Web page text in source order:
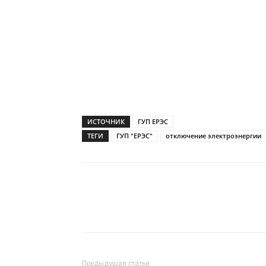
ИСТОЧНИК
ГУП ЕРЭС
ТЕГИ
ГУП "ЕРЭС" отключение электроэнергии
Предыдущая статья